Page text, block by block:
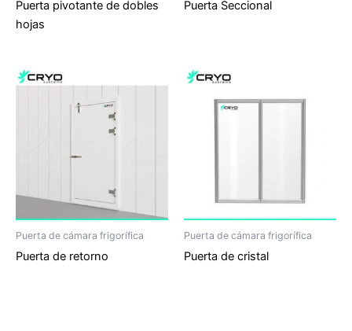
Puerta pivotante de dobles
hojas
Puerta Seccional
Puerta de cámara frigorífica
Puerta de retorno
Puerta de cámara frigorífica
Puerta de cristal